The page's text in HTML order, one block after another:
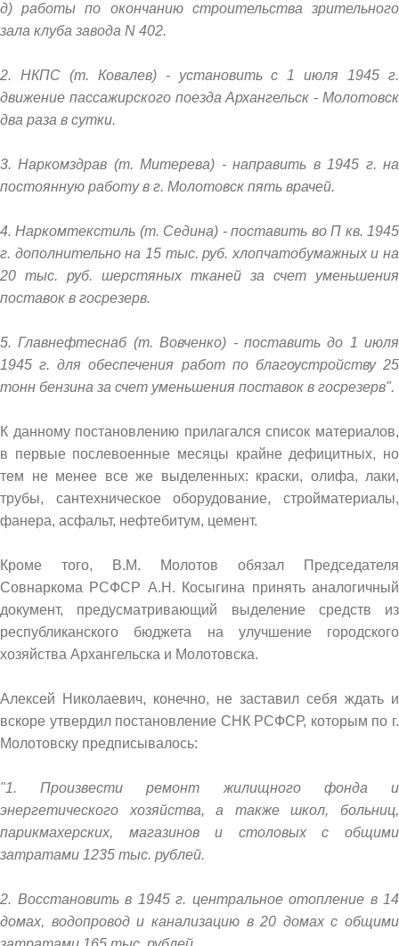
д) работы по окончанию строительства зрительного
зала клуба завода N 402.
2. НКПС (т. Ковалев) - установить с 1 июля 1945 г.
движение пассажирского поезда Архангельск - Молотовск
два раза в сутки.
3. Наркомздрав (т. Митерева) - направить в 1945 г. на
постоянную работу в г. Молотовск пять врачей.
4. Наркомтекстиль (т. Седина) - поставить во П кв. 1945
г. дополнительно на 15 тыс. руб. хлопчатобумажных и на
20 тыс. руб. шерстяных тканей за счет уменьшения
поставок в госрезерв.
5. Главнефтеснаб (т. Вовченко) - поставить до 1 июля
1945 г. для обеспечения работ по благоустройству 25
тонн бензина за счет уменьшения поставок в госрезерв".
К данному постановлению прилагался список материалов,
в первые послевоенные месяцы крайне дефицитных, но
тем не менее все же выделенных: краски, олифа, лаки,
трубы, сантехническое оборудование, стройматериалы,
фанера, асфальт, нефтебитум, цемент.
Кроме того, В.М. Молотов обязал Председателя
Совнаркома РСФСР А.Н. Косыгина принять аналогичный
документ, предусматривающий выделение средств из
республиканского бюджета на улучшение городского
хозяйства Архангельска и Молотовска.
Алексей Николаевич, конечно, не заставил себя ждать и
вскоре утвердил постановление СНК РСФСР, которым по г.
Молотовску предписывалось:
"1. Произвести ремонт жилищного фонда и
энергетического хозяйства, а также школ, больниц,
парикмахерских, магазинов и столовых с общими
затратами 1235 тыс. рублей.
2. Восстановить в 1945 г. центральное отопление в 14
домах, водопровод и канализацию в 20 домах с общими